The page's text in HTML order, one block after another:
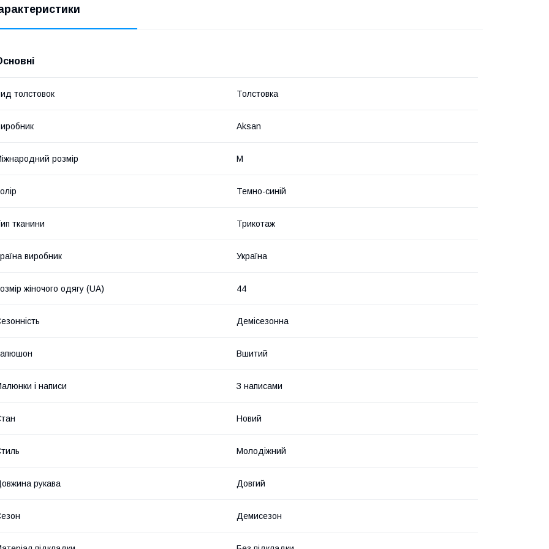
толстовок Толстовка
Aksan
розмір M
Темно-синій
тканини Трикотаж
виробник Україна
жіночого одягу (UA) 44
Демісезонна
Вшитий
і написи З написами
Новий
Молодіжний
рукава Довгий
Демисезон